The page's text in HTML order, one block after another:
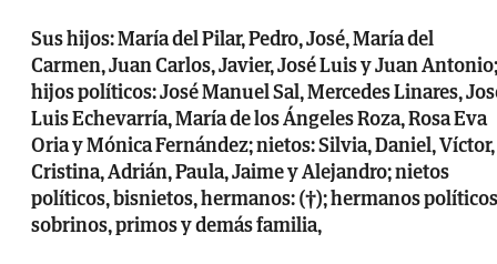
Sus hijos: María del Pilar, Pedro, José, María del
Carmen, Juan Carlos, Javier, José Luis y Juan Antonio;
hijos políticos: José Manuel Sal, Mercedes Linares,
Luis Echevarría, María de los Ángeles Roza, Rosa Eva
Oria y Mónica Fernández; nietos: Silvia, Daniel, Víctor,
Cristina, Adrián, Paula, Jaime y Alejandro; nietos
políticos, bisnietos, hermanos: (†); hermanos
sobrinos, primos y demás familia,